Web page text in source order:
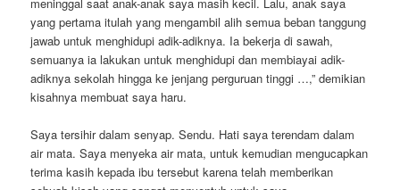
yang pertama itulah yang mengambil alih semua beban tanggung
jawab untuk menghidupi adik-adiknya. Ia bekerja di sawah,
semuanya ia lakukan untuk menghidupi dan membiayai adik-
adiknya sekolah hingga ke jenjang perguruan tinggi …,” demikian
kisahnya membuat saya haru.
Saya tersihir dalam senyap. Sendu. Hati saya terendam dalam
air mata. Saya menyeka air mata, untuk kemudian mengucapkan
terima kasih kepada ibu tersebut karena telah memberikan